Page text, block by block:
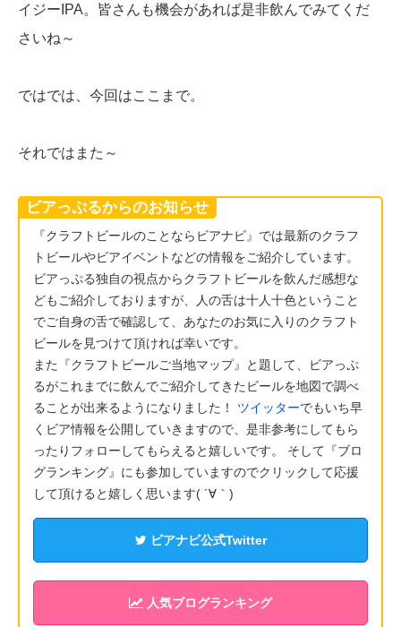
イジーIPA。皆さんも機会があれば是非飲んでみてくだ
さいね～
ではでは、今回はここまで。
それではまた～
ビアっぷるからのお知らせ
『クラフトビールのことならビアナビ』では最新のクラフ
トビールやビアイベントなどの情報をご紹介しています。
ビアっぷる独自の視点からクラフトビールを飲んだ感想な
どもご紹介しておりますが、人の舌は十人十色ということ
でご自身の舌で確認して、あなたのお気に入りのクラフト
ビールを見つけて頂ければ幸いです。
また『クラフトビールご当地マップ』と題して、ビアっぷ
るがこれまでに飲んでご紹介してきたビールを地図で調べ
ることが出来るようになりました！ ツイッターでもいち早
くビア情報を公開していきますので、是非参考にしてもら
ったりフォローしてもらえると嬉しいです。 そして『ブロ
グランキング』にも参加していますのでクリックして応援
して頂けると嬉しく思います( ´∀｀)
ビアナビ公式Twitter
人気ブログランキング